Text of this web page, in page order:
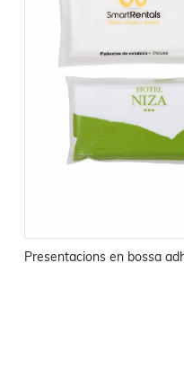
Presentacions en bossa